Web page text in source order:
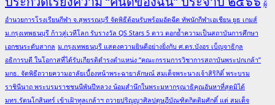
ผู้
อำนวยการโรงเรียนกีฬา จ.สุพรรณบุรี จัดพิธีต้อนรับพร้อมอัดฉีด ทัพนักกีฬาเอเชียน ยูธ เกมส์
ม.กรุงเทพธนบุรี ก้าวสู่เวทีโลก รับรางวัล QS Stars 5 ดาว ตอกย้ำความเป็นสถาบันการศึกษา
เอกชนระดับสากล ม.กรุงเทพธนบุรี แสดงความยินดีอย่างยิ่งกับ ศ.ดร.บังอร เบ็ญจาธิกุล
อธิการบดี ในโอกาสที่ได้รับเกียรติดำรงตำแหน่ง “คณะกรรมการวิชาการสถาบันพระปกเกล้า”
มกธ. จัดพิธีถวายความอาลัยเบื้องหน้าพระฉายาลักษณ์ สมเด็จพระนางเจ้าสิริกิติ์ พระบรม
ราชินีนาถ พระบรมราชชนนีพันปีหลวง น้อมสำนึกในพระมหากรุณาธิคุณอันหาที่สุดมิได้
มทร.รัตนโกสินทร์ เข้าเฝ้าทูลเกล้าฯ ถวายปริญญาศิลปดุษฎีบัณฑิตกิตติมศักดิ์ แด่ สมเด็จ